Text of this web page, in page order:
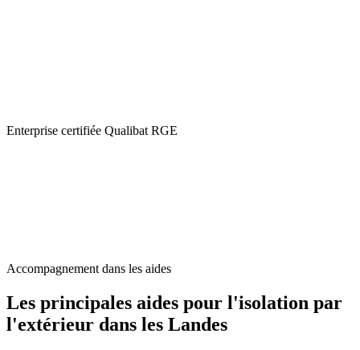
Enterprise certifiée Qualibat RGE
Accompagnement dans les aides
Les principales aides pour l'isolation par
l'extérieur dans les Landes